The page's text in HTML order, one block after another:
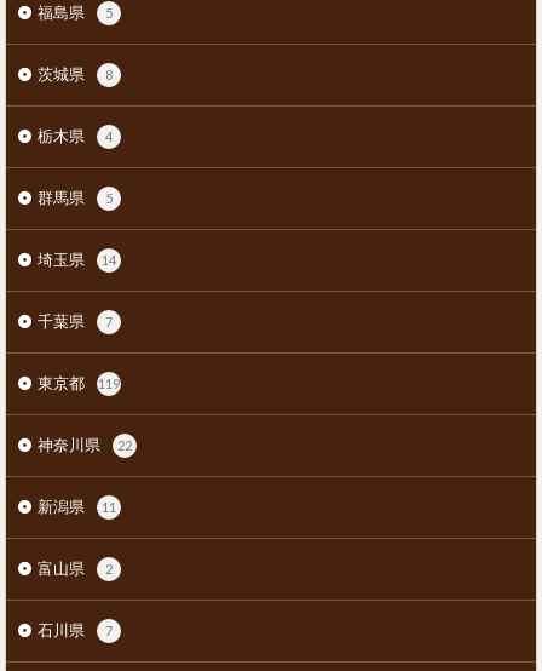
福島県 5
茨城県 8
栃木県 4
群馬県 5
埼玉県 14
千葉県 7
東京都 119
神奈川県 22
新潟県 11
富山県 2
石川県 7